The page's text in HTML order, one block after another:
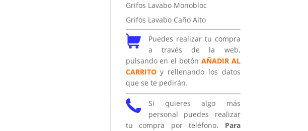
Grifos Lavabo Monobloc
Grifos Lavabo Caño Alto
Puedes realizar tu compra
a través de la web,
pulsando en el botón AÑADIR AL
CARRITOy rellenando los datos
que se te pedirán.
Si quieres algo más
personal puedes realizar
tu compra por teléfono. Para